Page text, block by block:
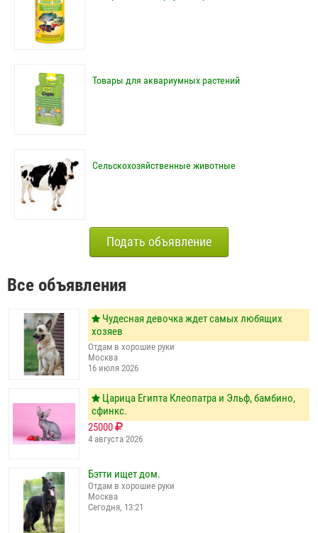
Товары для аквариумных растений
Сельскохозяйственные животные
Подать объявление
Все объявления
Чудесная девочка ждет самых любящих
хозяев
Отдам в хорошие руки
Москва
16 июля 2026
Царица Египта Клеопатра и Эльф, бамбино,
сфинкс.
25000
4 августа 2026
Бэтти ищет дом.
Отдам в хорошие руки
Москва
Сегодня, 13:21